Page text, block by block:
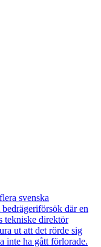
svenska
där en
tekniske direktör
ut att det rörde sig
inte ha gått förlorade.